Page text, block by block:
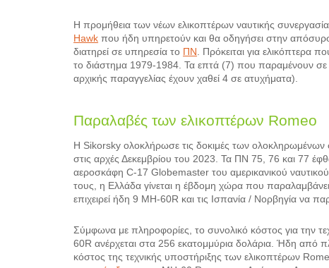
Η προμήθεια των νέων ελικοπτέρων ναυτικής
Hawk που ήδη υπηρετούν και θα οδηγήσει στην
διατηρεί σε υπηρεσία το ΠΝ . Πρόκειται για ελικόπτερα
το διάστημα 1979-1984. Τα επτά (7) που παραμένουν σε
αρχικής παραγγελίας έχουν χαθεί 4 σε ατυχήματα).
Παραλαβές των ελικοπτέρων Romeo
Η Sikorsky ολοκλήρωσε τις δοκιμές των
στις αρχές Δεκεμβρίου του 2023. Τα ΠΝ 75, 76 και 77
αεροσκάφη C-17 Globemaster του αμερικανικού
τους, η Ελλάδα γίνεται η έβδομη χώρα που
επιχειρεί ήδη 9 ΜΗ-60R και τις Ισπανία / Νορβηγία να
Σύμφωνα με πληροφορίες, το συνολικό κόστος για την
60R ανέρχεται στα 256 εκατομμύρια δολάρια. Ήδη από
κόστος της τεχνικής υποστήριξης των ελικοπτέρων